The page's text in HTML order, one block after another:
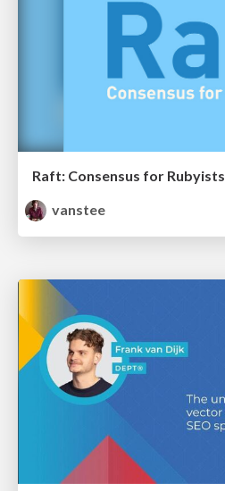
Raft: Consensus for Rubyists
vanstee